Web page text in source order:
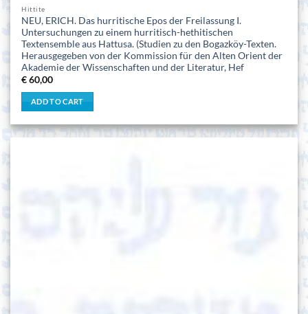
Hittite
NEU, ERICH. Das hurritische Epos der Freilassung I.
Untersuchungen zu einem hurritisch-hethitischen
Textensemble aus Hattusa. (Studien zu den Bogazköy-Texten.
Herausgegeben von der Kommission für den Alten Orient der
Akademie der Wissenschaften und der Literatur, Hef
€60,00
ADD TO CART